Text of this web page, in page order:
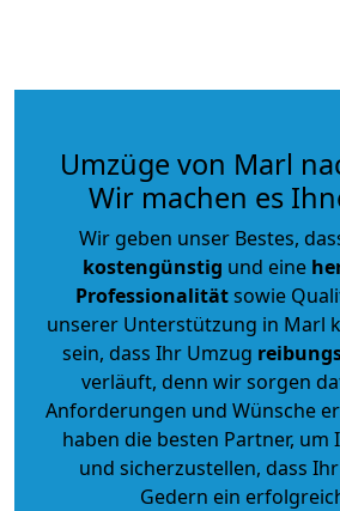
Umzüge von Marl
Wir machen es
Wir geben unser Bestes,
kostengünstig und eine
Professionalitätsowie
unserer Unterstützung in Marl
sein, dass Ihr Umzug
verläuft, denn wir sorgen
Anforderungen und Wünsche
haben die besten Partner, um
und sicherzustellen, dass
Gedern ein